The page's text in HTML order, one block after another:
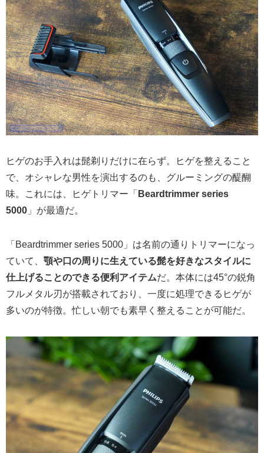
ヒゲのお手入れは髭剃りだけに在らず。ヒゲを整えること
で、オシャレな男性を演出するのも、グルーミングの醍醐
味。これには、ヒゲトリマー「 Beardtrimmer series
5000 」が最適だ。
「Beardtrimmer series 5000」は名前の通りトリマーになっ
ていて、 顎や口の周りに生えている髭を好きなスタイルに
仕上げることのできる便利アイテムだ。本体には45°の鋭角
フルメタル刃が搭載されており、一度に処理できるヒゲが
多いのが特徴。忙しい朝でも素早く整えることが可能だ。